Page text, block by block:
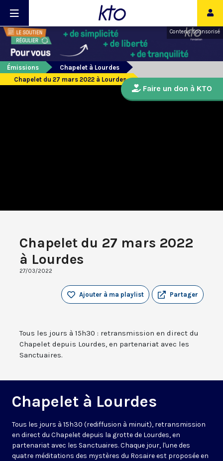
Contenu sponsorisé
Émissions
Chapelet à Lourdes
Chapelet du 27 mars 2022 à Lourdes
Chapelet du 27 mars 2022
à Lourdes
27/03/2022
Partager
Ajouter à ma playlist
Tous les jours à 15h30 : retransmission en direct du
Chapelet depuis Lourdes, en partenariat avec les
Sanctuaires.
Chapelet à Lourdes
Tous les jours à 15h30 (rediffusion à minuit), retransmission
en direct du Chapelet depuis la grotte de Lourdes, en
partenariat avec les Sanctuaires. Chaque jour, l'une des
quatre méditations des mystères du Rosaire est proposée en
Faire un don à KTO